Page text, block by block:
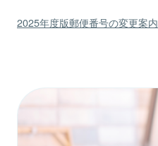
2025年度版郵便番号の変更案内